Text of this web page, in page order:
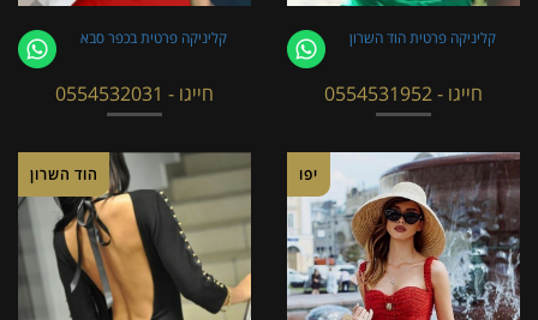
קליניקה פרטית בכפר סבא
חייגו - 0554532031
קליניקה פרטית הוד השרון
חייגו - 0554531952
הוד השרון יפו